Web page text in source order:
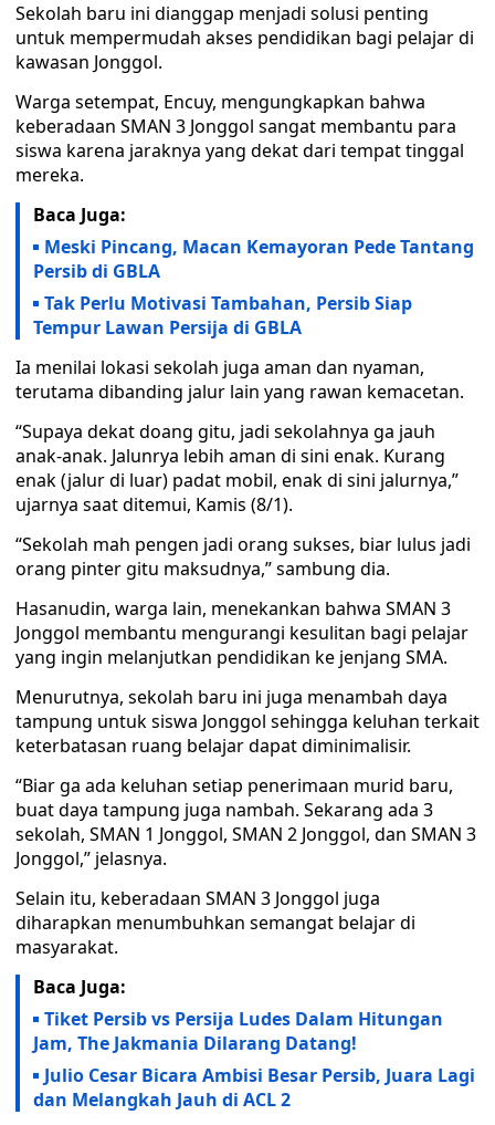
Sekolah baru ini dianggap menjadi solusi penting
untuk mempermudah akses pendidikan bagi pelajar di
kawasan Jonggol.
Warga setempat, Encuy, mengungkapkan bahwa
keberadaan SMAN 3 Jonggol sangat membantu para
siswa karena jaraknya yang dekat dari tempat tinggal
mereka.
Baca Juga:
Meski Pincang, Macan Kemayoran Pede Tantang
Persib di GBLA
Tak Perlu Motivasi Tambahan, Persib Siap
Tempur Lawan Persija di GBLA
Ia menilai lokasi sekolah juga aman dan nyaman,
terutama dibanding jalur lain yang rawan kemacetan.
“Supaya dekat doang gitu, jadi sekolahnya ga jauh
anak-anak. Jalunrya lebih aman di sini enak. Kurang
enak (jalur di luar) padat mobil, enak di sini jalurnya,”
ujarnya saat ditemui, Kamis (8/1).
“Sekolah mah pengen jadi orang sukses, biar lulus jadi
orang pinter gitu maksudnya,” sambung dia.
Hasanudin, warga lain, menekankan bahwa SMAN 3
Jonggol membantu mengurangi kesulitan bagi pelajar
yang ingin melanjutkan pendidikan ke jenjang SMA.
Menurutnya, sekolah baru ini juga menambah daya
tampung untuk siswa Jonggol sehingga keluhan terkait
keterbatasan ruang belajar dapat diminimalisir.
“Biar ga ada keluhan setiap penerimaan murid baru,
buat daya tampung juga nambah. Sekarang ada 3
sekolah, SMAN 1 Jonggol, SMAN 2 Jonggol, dan SMAN 3
Jonggol,” jelasnya.
Selain itu, keberadaan SMAN 3 Jonggol juga
diharapkan menumbuhkan semangat belajar di
masyarakat.
Baca Juga:
Tiket Persib vs Persija Ludes Dalam Hitungan
Jam, The Jakmania Dilarang Datang!
Julio Cesar Bicara Ambisi Besar Persib, Juara Lagi
dan Melangkah Jauh di ACL 2